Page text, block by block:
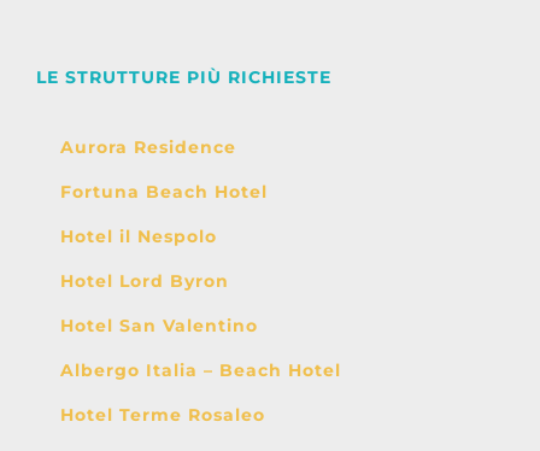
LE STRUTTURE PIÙ RICHIESTE
Aurora Residence
Fortuna Beach Hotel
Hotel il Nespolo
Hotel Lord Byron
Hotel San Valentino
Albergo Italia – Beach Hotel
Hotel Terme Rosaleo